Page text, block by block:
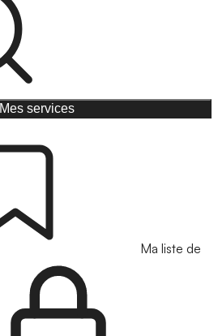
Mes services
Ma liste de